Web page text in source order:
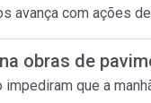
avança com ações
obras de
que a